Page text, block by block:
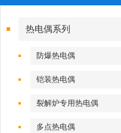
热电偶系列
防爆热电偶
铠装热电偶
裂解炉专用热电偶
多点热电偶